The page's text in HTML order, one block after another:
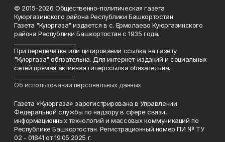
© 2015-2026 Общественно-политическая газета
Куюргазинского района Республики Башкортостан
Газета "Куюргаза" издается в с. Ермолаево Куюргазинского
района Республики Башкортостан с 1935 года.
При перепечатке или цитировании ссылка на газету
"Куюргаза" обязательна. Для интернет-изданий и социальных
сетей прямая активная гиперссылка обязательна.
Об использовании персональных данных
Газета «Куюргаза» зарегистрирована в Управлении
Федеральной службы по надзору в сфере связи,
информационных технологий и массовых коммуникаций по
Республике Башкортостан. Регистрационный номер ПИ № ТУ
02 - 01841 от 19.05.2025 г.